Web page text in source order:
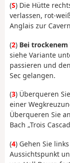
(S) Die Hütte
verlassen, rot-
Anglais zur
(2) Bei
siehe Variante
passieren und
Sec gelangen.
(3) Überqueren
einer
Überqueren Sie
Bach „Trois
(4) Gehen Sie
Aussichtspunkt